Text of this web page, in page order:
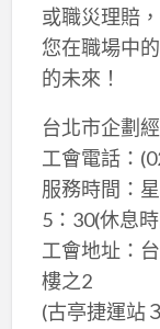
或職災理賠
您在職場中
的未來！
台北市企劃
工會電話：
服務時間：
5：30(休息
工會地址：
樓之2
(古亭捷運站